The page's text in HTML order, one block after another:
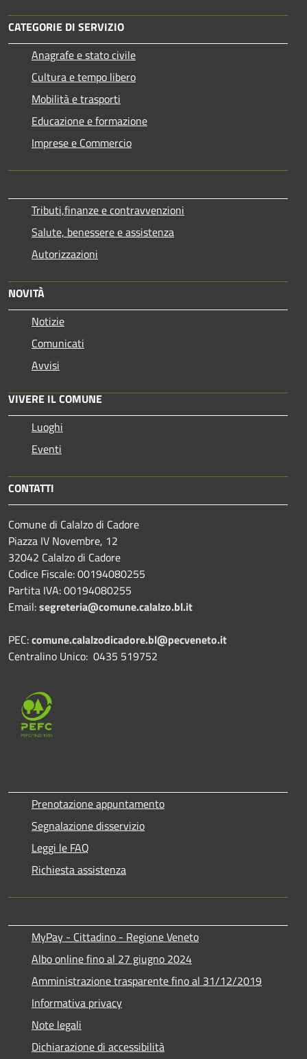
CATEGORIE DI SERVIZIO
Anagrafe e stato civile
Cultura e tempo libero
Mobilità e trasporti
Educazione e formazione
Imprese e Commercio
Tributi,finanze e contravvenzioni
Salute, benessere e assistenza
Autorizzazioni
NOVITÀ
Notizie
Comunicati
Avvisi
VIVERE IL COMUNE
Luoghi
Eventi
CONTATTI
Comune di Calalzo di Cadore
Piazza IV Novembre, 12
32042 Calalzo di Cadore
Codice Fiscale: 00194080255
Partita IVA: 00194080255
Email:segreteria@comune.calalzo.bl.it
PEC:comune.calalzodicadore.bl@pecveneto.it
Centralino Unico: 0435 519752
Prenotazione appuntamento
Segnalazione disservizio
Leggi le FAQ
Richiesta assistenza
MyPay - Cittadino - Regione Veneto
Albo online fino al 27 giugno 2024
Amministrazione trasparente fino al 31/12/2019
Informativa privacy
Note legali
Dichiarazione di accessibilità